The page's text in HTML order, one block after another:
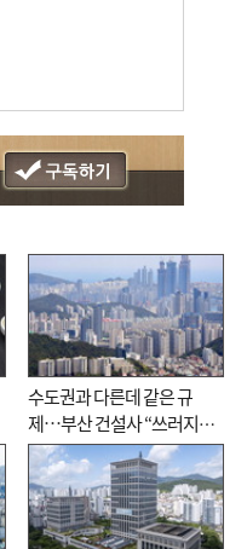
수도권과 다른데 같은 규
제…부산 건설사 “쓰러지기
직전”